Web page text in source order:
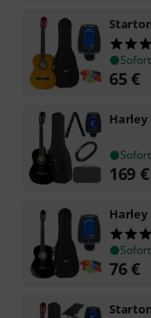
65€
169 €
76€